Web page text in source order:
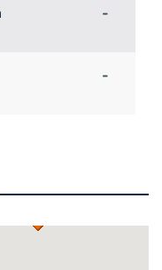
-
-